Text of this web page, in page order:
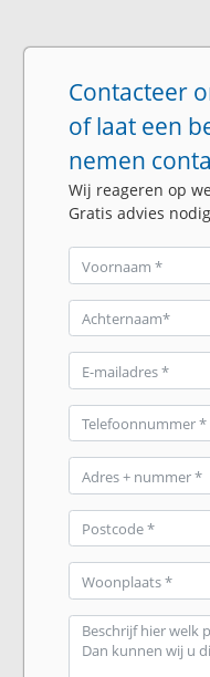
Contacteer
of laat een
nemen
Wij reageren op
Gratis advies